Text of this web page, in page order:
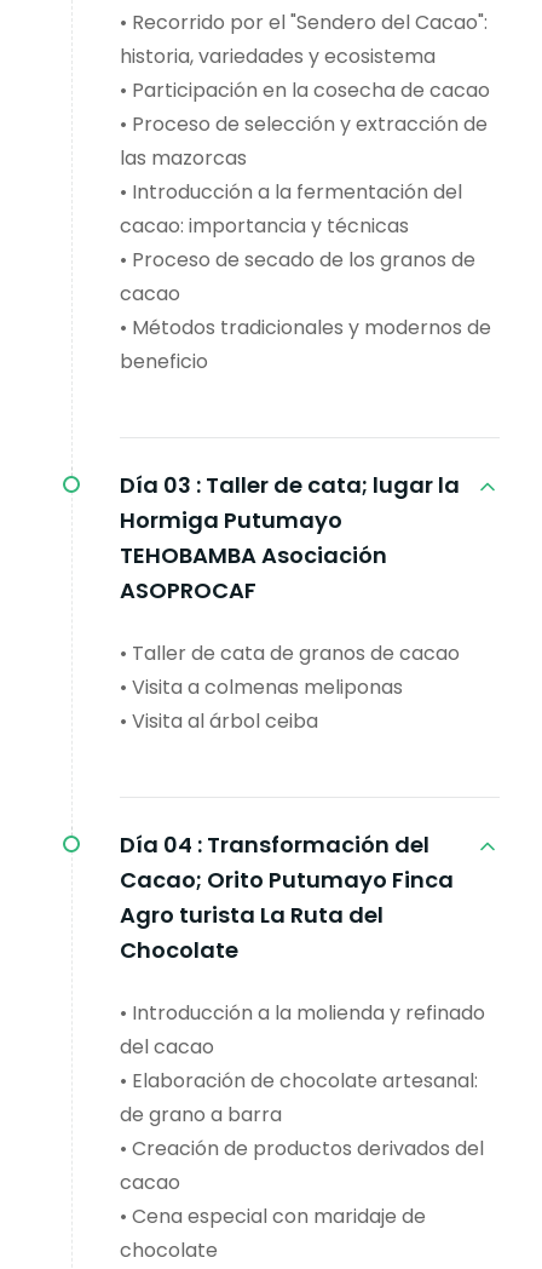
• Recorrido por el "Sendero del Cacao":
historia, variedades y ecosistema
• Participación en la cosecha de cacao
• Proceso de selección y extracción de
las mazorcas
• Introducción a la fermentación del
cacao: importancia y técnicas
• Proceso de secado de los granos de
cacao
• Métodos tradicionales y modernos de
beneficio
Día 03 : Taller de cata; lugar la
Hormiga Putumayo
TEHOBAMBA Asociación
ASOPROCAF
• Taller de cata de granos de cacao
• Visita a colmenas meliponas
• Visita al árbol ceiba
Día 04 : Transformación del
Cacao; Orito Putumayo Finca
Agro turista La Ruta del
Chocolate
• Introducción a la molienda y refinado
del cacao
• Elaboración de chocolate artesanal:
de grano a barra
• Creación de productos derivados del
cacao
• Cena especial con maridaje de
chocolate